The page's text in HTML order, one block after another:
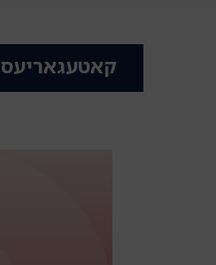
קאטעגאריעס